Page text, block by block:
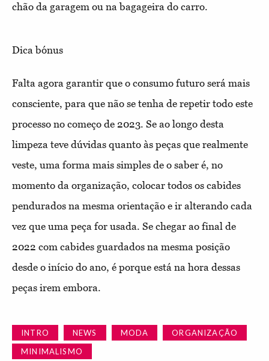
chão da garagem ou na bagageira do carro.
Dica bónus
Falta agora garantir que o consumo futuro será mais
consciente, para que não se tenha de repetir todo este
processo no começo de 2023. Se ao longo desta
limpeza teve dúvidas quanto às peças que realmente
veste, uma forma mais simples de o saber é, no
momento da organização, colocar todos os cabides
pendurados na mesma orientação e ir alterando cada
vez que uma peça for usada. Se chegar ao final de
2022 com cabides guardados na mesma posição
desde o início do ano, é porque está na hora dessas
peças irem embora.
INTRO NEWS MODA
ORGANIZAÇÃO
MINIMALISMO